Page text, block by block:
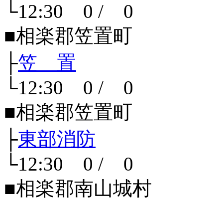
└12:30 0 / 0
■相楽郡笠置町
├笠 置
└12:30 0 / 0
■相楽郡笠置町
├東部消防
└12:30 0 / 0
■相楽郡南山城村